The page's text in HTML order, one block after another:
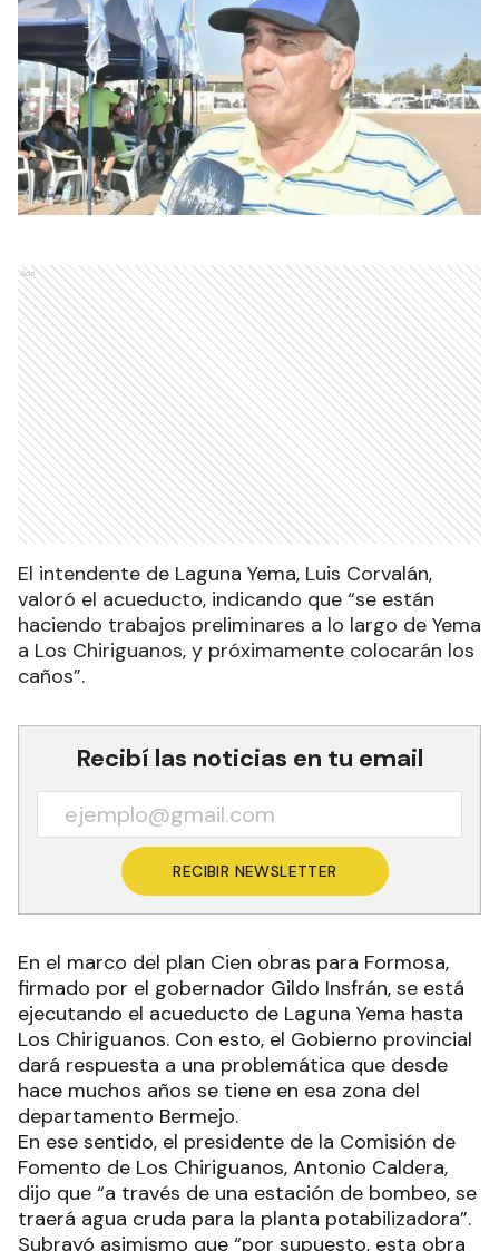
Ads
El intendente de Laguna Yema, Luis Corvalán,
valoró el acueducto, indicando que “se están
haciendo trabajos preliminares a lo largo de Yema
a Los Chiriguanos, y próximamente colocarán los
caños”.
Recibí las noticias en tu email
RECIBIR NEWSLETTER
En el marco del plan Cien obras para Formosa,
firmado por el gobernador Gildo Insfrán, se está
ejecutando el acueducto de Laguna Yema hasta
Los Chiriguanos. Con esto, el Gobierno provincial
dará respuesta a una problemática que desde
hace muchos años se tiene en esa zona del
departamento Bermejo.
En ese sentido, el presidente de la Comisión de
Fomento de Los Chiriguanos, Antonio Caldera,
dijo que “a través de una estación de bombeo, se
traerá agua cruda para la planta potabilizadora”.
Subrayó asimismo que “por supuesto, esta obra